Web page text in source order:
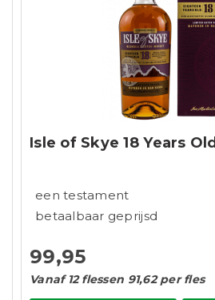
Isle of Skye 18 Years Old
een testament
betaalbaar geprijsd
99,95
Vanaf 12 flessen 91,62 per fles